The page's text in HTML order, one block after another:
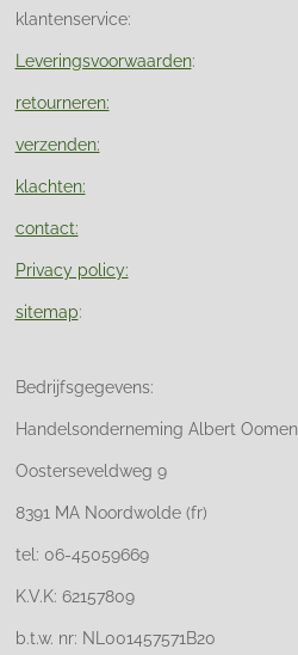
klantenservice:
Leveringsvoorwaarden:
retourneren:
verzenden:
klachten:
contact:
Privacy policy:
sitemap:
Bedrijfsgegevens:
Handelsonderneming Albert Oomen
Oosterseveldweg 9
8391 MA Noordwolde (fr)
tel: 06-45059669
K.V.K: 62157809
b.t.w. nr: NL001457571B20